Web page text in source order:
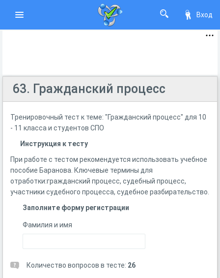
Вход
63. Гражданский процесс
Тренировочный тест к теме: "Гражданский процесс" для 10
- 11 класса и студентов СПО
Инструкция к тесту
При работе с тестом рекомендуется использовать учебное
пособие Баранова. Ключевые термины для
отработки:гражданский процесс, судебный процесс,
участники судебного процесса, судебное разбирательство.
Заполните форму регистрации
Фамилия и имя
Количество вопросов в тесте: 26